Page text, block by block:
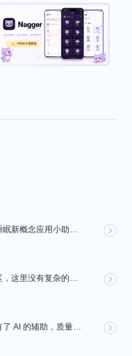
柚子助眠，地球人都在用的健康睡眠新概念应用小助手。Phone必备App神器.每一个热爱生活的人，都值...
Essay 是一个简洁友好的文字社区，这里没有复杂的社交功能，不会有浏览量，点赞和关注等量化指标去左...
创作一首音乐已经越来越简单，有了 AI 的辅助，质量更加有保障，Muse AI 可以让一个零经验用户...